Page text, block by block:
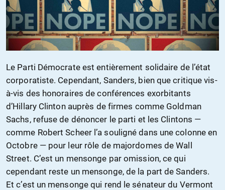
Le Parti Démocrate est entièrement solidaire de l’état
corporatiste. Cependant, Sanders, bien que critique vis-
à-vis des honoraires de conférences exorbitants
d’Hillary Clinton auprès de firmes comme Goldman
Sachs, refuse de dénoncer le parti et les Clintons —
comme Robert Scheer l’a souligné dans une colonne en
Octobre — pour leur rôle de majordomes de Wall
Street. C’est un mensonge par omission, ce qui
cependant reste un mensonge, de la part de Sanders.
Et c’est un mensonge qui rend le sénateur du Vermont